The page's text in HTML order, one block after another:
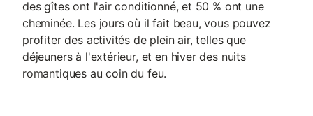
des gîtes ont l'air conditionné, et 50 % ont une
cheminée. Les jours où il fait beau, vous pouvez
profiter des activités de plein air, telles que
déjeuners à l'extérieur, et en hiver des nuits
romantiques au coin du feu.